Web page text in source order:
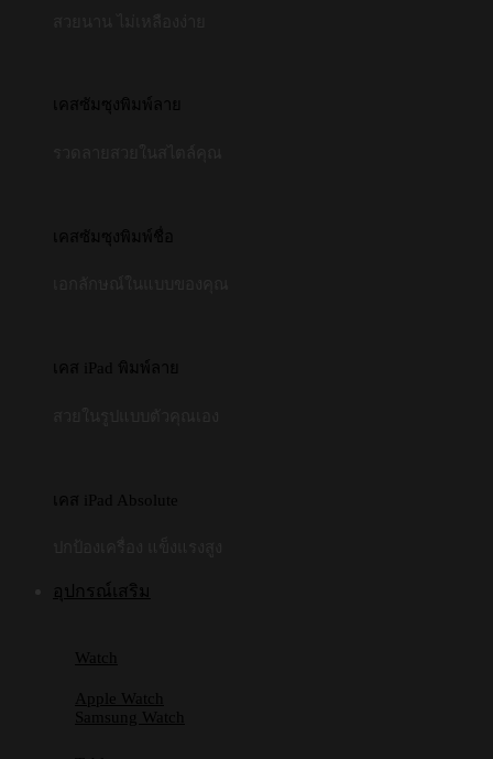
เคสซัมซุงพิมพ์ลาย
เคสซัมซุงพิมพ์ชื่อ
เคส iPad พิมพ์ลาย
เคส iPad Absolute
อุปกรณ์เสริม
Watch
Apple Watch
Samsung Watch